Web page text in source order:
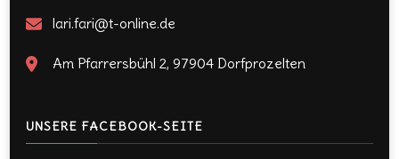
lari.fari@t-online.de
Am Pfarrersbühl 2, 97904 Dorfprozelten
UNSERE FACEBOOK-SEITE